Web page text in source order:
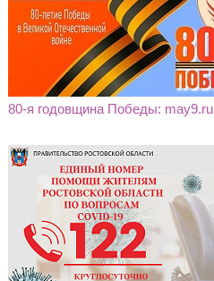
80-я годовщина Победы: may9.ru